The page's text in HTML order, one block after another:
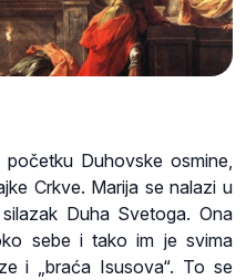
Duhovske osmine,
Crkve. Marija se nalazi u
Duha Svetoga. Ona
sebe i tako im je svima
i „braća Isusova“. To se